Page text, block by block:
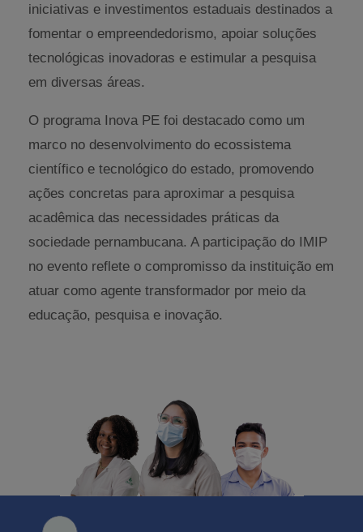
iniciativas e investimentos estaduais destinados a
fomentar o empreendedorismo, apoiar soluções
tecnológicas inovadoras e estimular a pesquisa
em diversas áreas.
O programa Inova PE foi destacado como um
marco no desenvolvimento do ecossistema
científico e tecnológico do estado, promovendo
ações concretas para aproximar a pesquisa
acadêmica das necessidades práticas da
sociedade pernambucana. A participação do IMIP
no evento reflete o compromisso da instituição em
atuar como agente transformador por meio da
educação, pesquisa e inovação.